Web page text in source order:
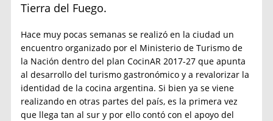
Tierra del Fuego.
Hace muy pocas semanas se realizó en la ciudad un
encuentro organizado por el Ministerio de Turismo de
la Nación dentro del plan CocinAR 2017-27 que apunta
al desarrollo del turismo gastronómico y a revalorizar la
identidad de la cocina argentina. Si bien ya se viene
realizando en otras partes del país, es la primera vez
que llega tan al sur y por ello contó con el apoyo del